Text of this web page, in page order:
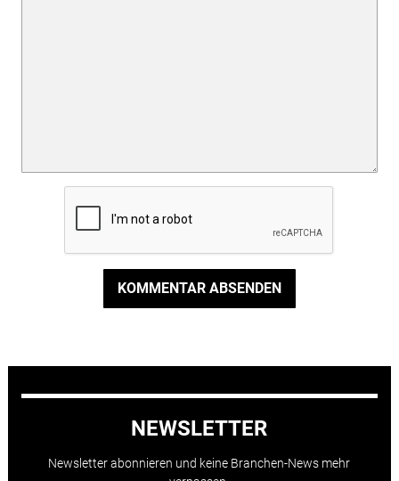
KOMMENTAR ABSENDEN
NEWSLETTER
Newsletter abonnieren und keine Branchen-News mehr